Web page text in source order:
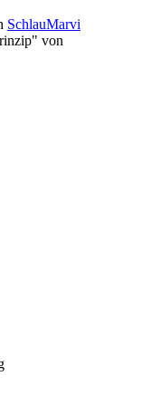
SchlauMarvi
von